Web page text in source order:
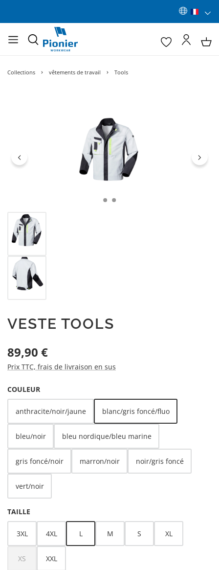
Collections vêtements de travail Tools
VESTE TOOLS
Prix régulier :
89,90 €
Prix TTC, frais de livraison en sus
SÉLECTIONNEZ
COULEUR
anthracite/noir/jaune blanc/gris foncé/fluo
bleu/noir bleu nordique/bleu marine
gris foncé/noir marron/noir noir/gris foncé
vert/noir
SÉLECTIONNEZ
TAILLE
3XL 4XL L M S XL
XS
(Cette option n'est pas disponible pour le moment.)
XXL